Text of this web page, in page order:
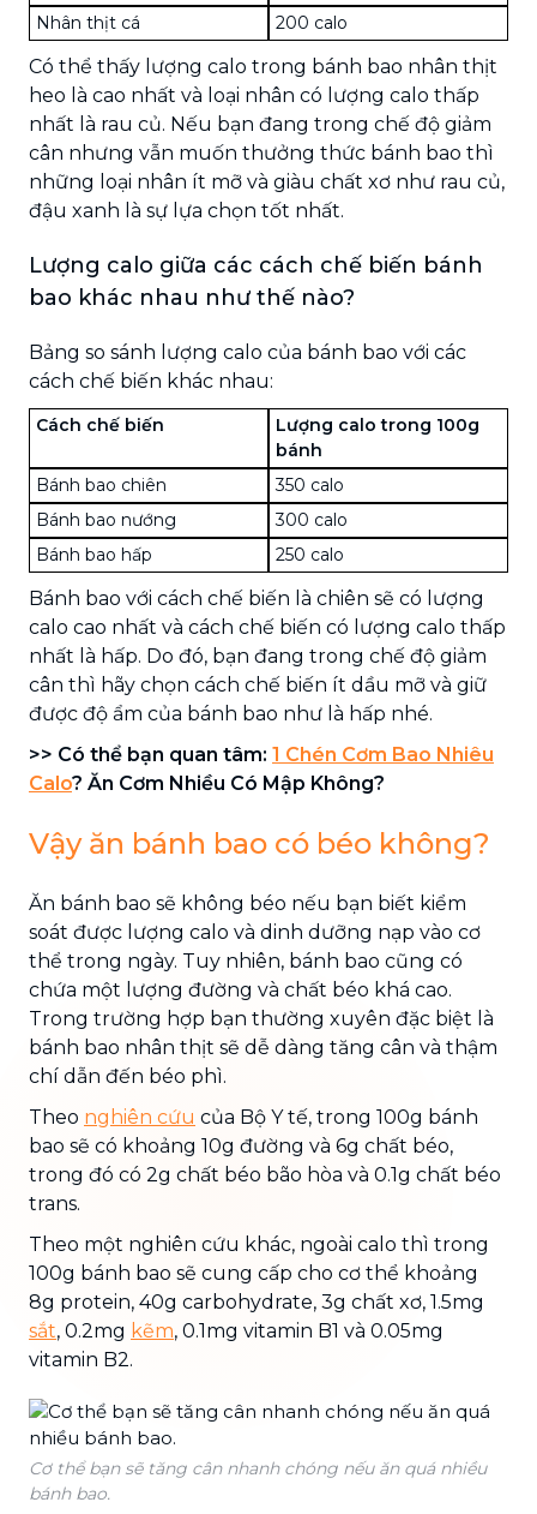
Nhân thịt cá
200 calo
Có thể thấy lượng calo trong bánh bao nhân thịt
heo là cao nhất và loại nhân có lượng calo thấp
nhất là rau củ. Nếu bạn đang trong chế độ giảm
cân nhưng vẫn muốn thưởng thức bánh bao thì
những loại nhân ít mỡ và giàu chất xơ như rau củ,
đậu xanh là sự lựa chọn tốt nhất.
Lượng calo giữa các cách chế biến bánh
bao khác nhau như thế nào?
Bảng so sánh lượng calo của bánh bao với các
cách chế biến khác nhau:
Cách chế biến
Lượng calo trong 100g
bánh
Bánh bao chiên
350 calo
Bánh bao nướng
300 calo
Bánh bao hấp
250 calo
Bánh bao với cách chế biến là chiên sẽ có lượng
calo cao nhất và cách chế biến có lượng calo thấp
nhất là hấp. Do đó, bạn đang trong chế độ giảm
cân thì hãy chọn cách chế biến ít dầu mỡ và giữ
được độ ẩm của bánh bao như là hấp nhé.
>> Có thể bạn quan tâm: 1 Chén Cơm Bao Nhiêu
Calo? Ăn Cơm Nhiều Có Mập Không?
Vậy ăn bánh bao có béo không?
Ăn bánh bao sẽ không béo nếu bạn biết kiểm
soát được lượng calo và dinh dưỡng nạp vào cơ
thể trong ngày. Tuy nhiên, bánh bao cũng có
chứa một lượng đường và chất béo khá cao.
Trong trường hợp bạn thường xuyên đặc biệt là
bánh bao nhân thịt sẽ dễ dàng tăng cân và thậm
chí dẫn đến béo phì.
Theo nghiên cứu của Bộ Y tế, trong 100g bánh
bao sẽ có khoảng 10g đường và 6g chất béo,
trong đó có 2g chất béo bão hòa và 0.1g chất béo
trans.
Theo một nghiên cứu khác, ngoài calo thì trong
100g bánh bao sẽ cung cấp cho cơ thể khoảng
8g protein, 40g carbohydrate, 3g chất xơ, 1.5mg
sắt, 0.2mg kẽm, 0.1mg vitamin B1 và 0.05mg
vitamin B2.
Cơ thể bạn sẽ tăng cân nhanh chóng nếu ăn quá nhiều
bánh bao.